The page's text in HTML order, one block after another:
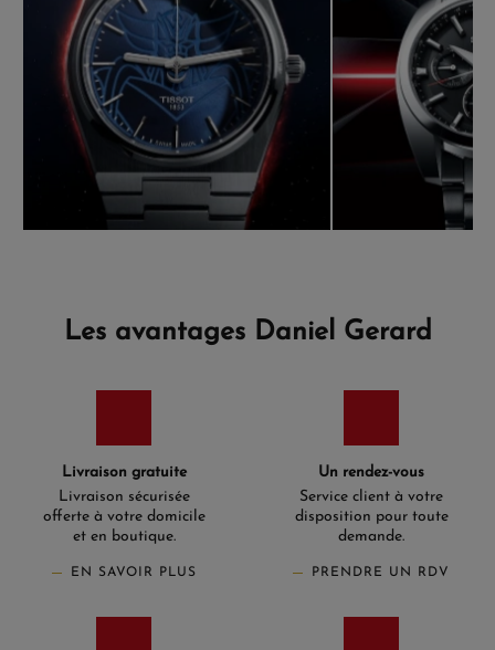
Les avantages Daniel Gerard
Livraison gratuite
Livraison sécurisée
offerte à votre domicile
et en boutique.
EN SAVOIR PLUS
Un rendez-vous
Service client à votre
disposition pour toute
demande.
PRENDRE UN RDV